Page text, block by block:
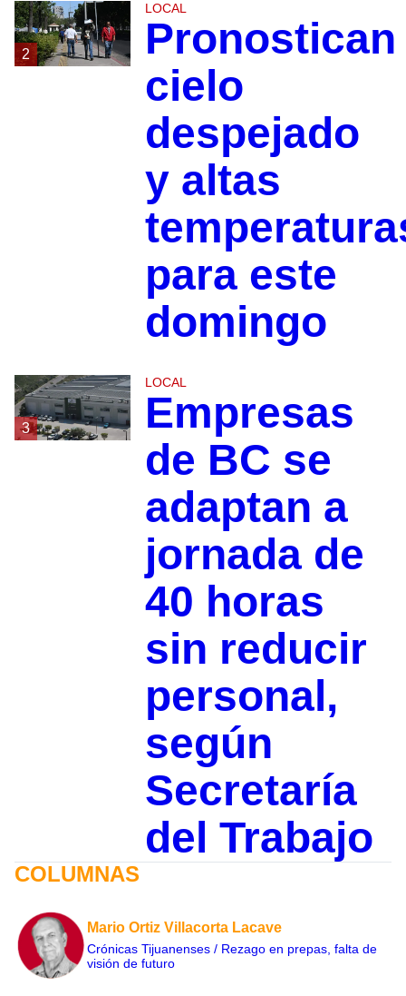
2
LOCAL
Pronostican
cielo
despejado
y altas
para este
domingo
3
LOCAL
Empresas
de BC se
adaptan a
jornada de
40 horas
sin reducir
personal,
según
Secretaría
del Trabajo
COLUMNAS
Mario Ortiz Villacorta Lacave
Crónicas Tijuanenses / Rezago en prepas, falta de
visión de futuro